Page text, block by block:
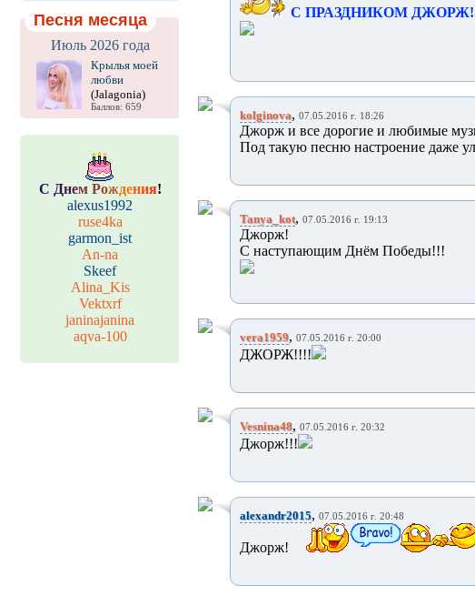
Песня месяца
Июль 2026 года
Крылья моей
любви
(Jalagonia)
Баллов: 659
С Днем Рождения!
alexus1992
ruse4ka
garmon_ist
An-na
Skeef
Alina_Kis
Vektxrf
janinajanina
aqva-100
С ПРАЗДНИКОМ
kolginova, 07.05.2016 г. 18:26
Джорж и все дорогие и любимые
Под такую песню настроение даже
Tanya_kot, 07.05.2016 г. 19:13
Джорж!
С наступающим Днём Победы!!!
vera1959, 07.05.2016 г. 20:00
ДЖОРЖ!!!!
Vesnina48, 07.05.2016 г. 20:32
Джорж!!!
alexandr2015, 07.05.2016 г. 20:48
Джорж!